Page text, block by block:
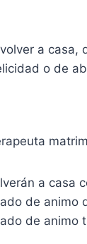
a casa,
o de
a casa
de animo
de animo